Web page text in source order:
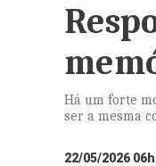
Há um forte
ser a mesma
22/05/2026